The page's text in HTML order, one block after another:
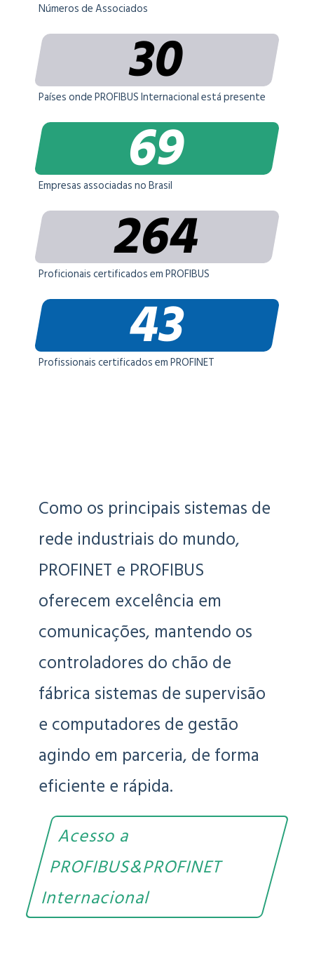
Números de Associados
30
Países onde PROFIBUS Internacional está presente
69
Empresas associadas no Brasil
264
Proficionais certificados em PROFIBUS
43
Profissionais certificados em PROFINET
Como os principais sistemas de
rede industriais do mundo,
PROFINET e PROFIBUS
oferecem excelência em
comunicações, mantendo os
controladores do chão de
fábrica sistemas de supervisão
e computadores de gestão
agindo em parceria, de forma
eficiente e rápida.
Acesso a
PROFIBUS&PROFINET
Internacional